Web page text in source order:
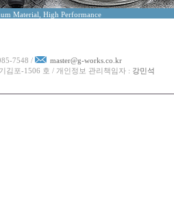
Material, High Performance
7548 /
master@g-works.co.kr
김포-1506 호 / 개인정보 관리책임자 : 강민석